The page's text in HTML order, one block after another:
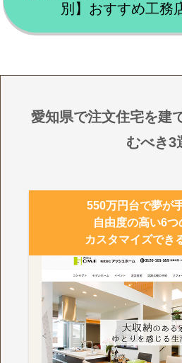
別】おすすめ工務
愛知県で注文住宅を建
むべき3
550万円台で夢が
自由度の高い6つ
カスタマイズでき